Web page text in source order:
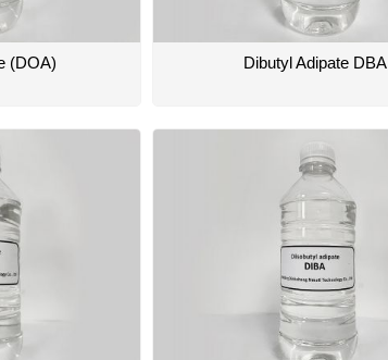
(DOA) Dibutyl Adipate DBA